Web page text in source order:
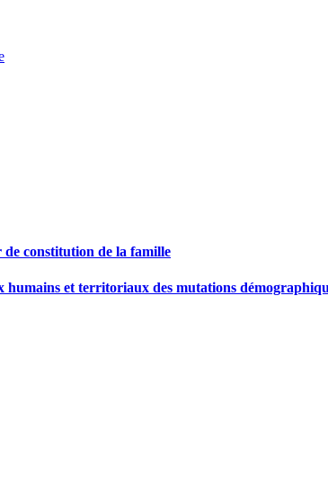
de constitution de la famille
humains et territoriaux des mutations